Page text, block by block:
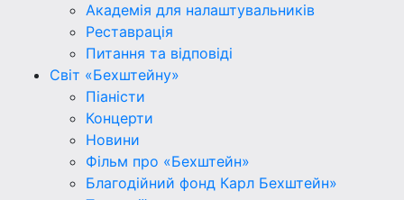
Академія для налаштувальників
Реставрація
Питання та відповіді
Світ «Бехштейну»
Піаністи
Концерти
Новини
Фільм про «Бехштейн»
Благодійний фонд Карл Бехштейн»